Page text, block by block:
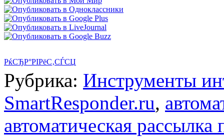
РќСЂР°РІРёС‚СЃСЏ
Рубрика: Инструменты
SmartResponder.ru,
автоматическая рассылка